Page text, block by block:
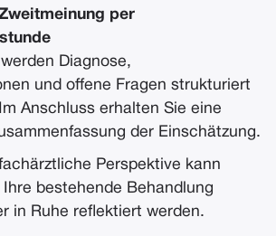
per
Diagnose,
und offene Fragen strukturiert
Anschluss erhalten Sie eine
der Einschätzung.
Perspektive kann
bestehende Behandlung
in Ruhe reflektiert werden.